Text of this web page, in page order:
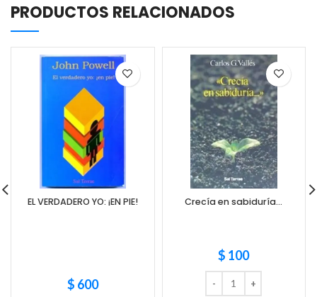
PRODUCTOS RELACIONADOS
EL VERDADERO YO: ¡EN PIE!
$ 600
Crecía en sabiduría…
$ 100